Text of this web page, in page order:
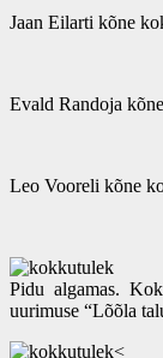
Jaan Eilarti kõne
Evald Randoja
Leo Vooreli kõne
Pidu algamas.
uurimuse “Lõõla
<